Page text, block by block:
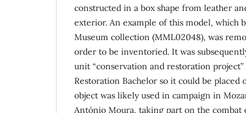
constructed in a box shape from leather
exterior. An example of this model, which
Museum collection (MML02048), was
order to be inventoried. It was
unit “conservation and restoration
Restoration Bachelor so it could be
object was likely used in campaign in
António Moura, taking part on the combat